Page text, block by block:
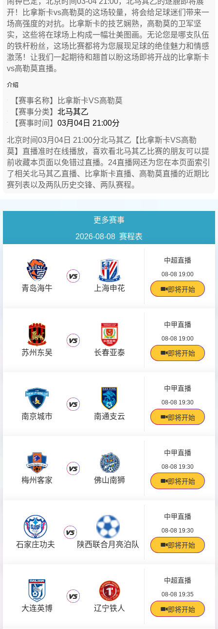
开！比拿斯卡vs高勒莫的这场较量，将会给足球迷们带来一
场高强度的对抗。比拿斯卡的技艺娴熟，高勒莫的卫军坚
实，这些将在球场上构成一幅壮美图画。无论您是哪支队伍
的铁杆粉丝，这场比赛都将为您展现足球的绝佳魅力和情感
激荡！让我们一起期待和翘首以盼这场即将开战的比拿斯卡
vs高勒莫直播。
介绍
【赛事名称】
比拿斯卡VS高勒莫
【赛事分类】北马其乙
【赛事时间】03月04日 21:00分
北京时间03月04日 21:00分北马其乙【比拿斯卡VS高勒
莫】直播准时在线播放，喜欢看北马其乙比赛的朋友可以提
前收藏本页面以免错过直播。24直播网还为您在本页面索引
了相关北马其乙直播、比拿斯卡直播、高勒莫直播的近期比
赛列表以及两队历史交锋、两队赛程。
更多赛事
2026-08-08 赛程表
青岛海牛 上海申花
中超直播
08-08 19:00
即将开始
苏州东吴 长春亚泰
中甲直播
08-08 19:00
即将开始
南京城市 南通支云
中甲直播
08-08 19:30
即将开始
梅州客家 佛山南狮
中甲直播
08-08 19:30
即将开始
石家庄功夫 陕西联合月亮泊队
中甲直播
08-08 19:30
即将开始
大连英博 辽宁铁人
中超直播
08-08 19:35
即将开始